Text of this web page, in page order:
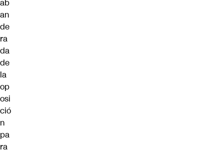
ab
an
de
ra
da
de
la
op
osi
ció
n
pa
ra